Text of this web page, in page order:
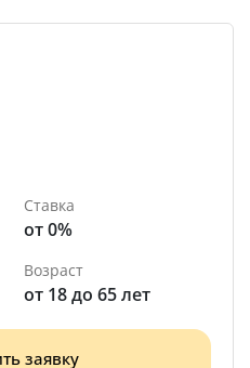
Ставка
от 0%
Возраст
от 18 до 65 лет
заявку